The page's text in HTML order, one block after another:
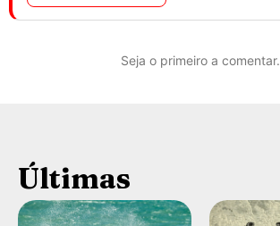
Seja o primeiro a comentar.
Últimas